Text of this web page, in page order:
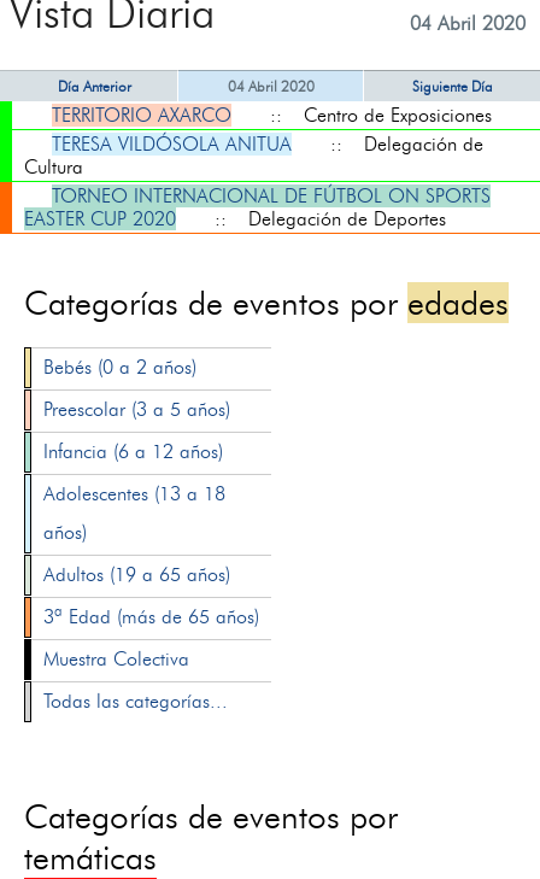
Vista Diaria 04 Abril 2020
Día Anterior 04 Abril 2020 Siguiente Día
TERRITORIO AXARCO
:: Centro de Exposiciones
TERESA VILDÓSOLA ANITUA
:: Delegación de
Cultura
TORNEO INTERNACIONAL DE FÚTBOL ON SPORTS
EASTER CUP 2020
:: Delegación de Deportes
Categorías de eventos por edades
Bebés (0 a 2 años)
Preescolar (3 a 5 años)
Infancia (6 a 12 años)
Adolescentes (13 a 18
años)
Adultos (19 a 65 años)
3ª Edad (más de 65 años)
Muestra Colectiva
Todas las categorías...
Categorías de eventos por
temáticas